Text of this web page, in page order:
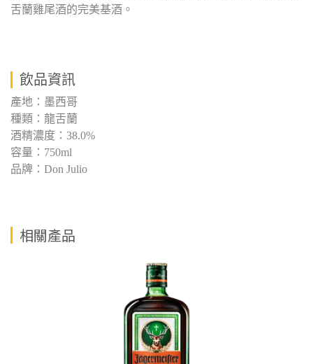
舌蘭雞尾酒的完美基酒。
飲品資訊
產地：墨西哥
種類：龍舌蘭
酒精濃度：38.0%
容量：750ml
品牌：Don Julio
相關產品